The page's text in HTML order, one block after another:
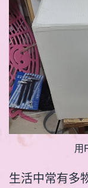
用
生活中常有多